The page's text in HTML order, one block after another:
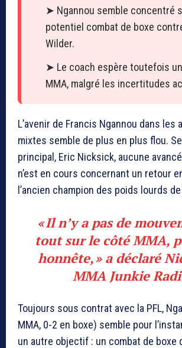
➤ Ngannou semble concentré
potentiel combat de boxe
Wilder.
➤ Le coach espère toutefois
MMA, malgré les incertitudes
L’avenir de Francis Ngannou dans les
mixtes semble de plus en plus flou.
principal, Eric Nicksick, aucune
n’est en cours concernant un retour
l’ancien champion des poids lourds de
« Il n’y a pas de
tout sur le côté MMA,
honnête, » a déclaré
MMA Junkie
Toujours sous contrat avec la PFL,
MMA, 0-2 en boxe) semble pour
un autre objectif : un combat de boxe